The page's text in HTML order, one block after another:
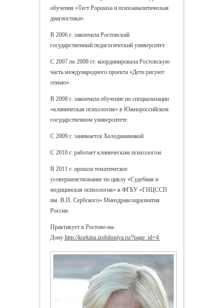
обучения «Тест Роршаха и психоаналитическая
диагностика».
В 2006 г. закончила Ростовский
государственный педагогический университет.
С 2007 по 2008 гг. координировала Ростовскую
часть международного проекта «Дети рисуют
семью».
В 2008 г. закончила обучение по специализации
«клиническая психология» в Южнороссийском
государственном университете.
С 2009 г. занимается Холодинамикой.
С 2010 г. работает клиническим психологом.
В 2011 г. прошла тематическое
усовершенствование по циклу «Судебная и
медицинская психология» в ФГБУ «ГНЦССП
им. В.П. Сербского» Минздравсоцразвития
России.
Практикует в Ростове-на-
Дону http://korkina.izobiloniya.ru/?page_id=4